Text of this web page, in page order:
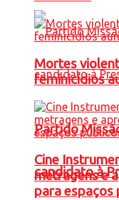
Partido
candidato à
Mortes
feminicídios
Cine
metragens e
para espaços